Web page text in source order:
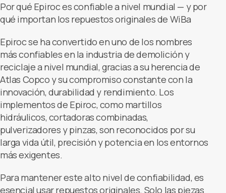
Por qué Epiroc es confiable a nivel mundial — y por
qué importan los repuestos originales de WiBa
Epiroc se ha convertido en uno de los nombres
más confiables en la industria de demolición y
reciclaje a nivel mundial, gracias a su herencia de
Atlas Copco y su compromiso constante con la
innovación, durabilidad y rendimiento. Los
implementos de Epiroc, como martillos
hidráulicos, cortadoras combinadas,
pulverizadores y pinzas, son reconocidos por su
larga vida útil, precisión y potencia en los entornos
más exigentes.
Para mantener este alto nivel de confiabilidad, es
esencial usar repuestos originales. Solo las piezas